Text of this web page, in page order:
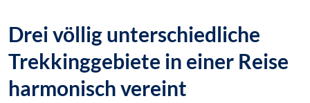
Drei völlig unterschiedliche
Trekkinggebiete in einer Reise
harmonisch vereint